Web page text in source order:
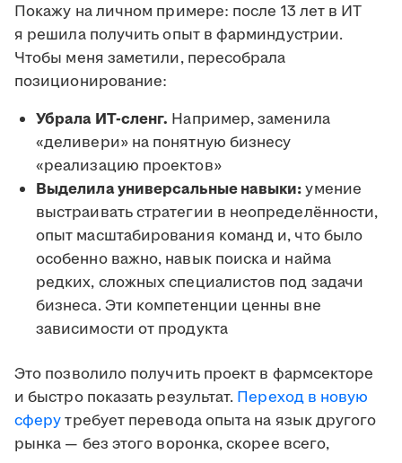
Покажу на личном примере: после 13 лет в ИТ
я решила получить опыт в фарминдустрии.
Чтобы меня заметили, пересобрала
позиционирование:
Убрала ИТ-сленг. Например, заменила
«деливери» на понятную бизнесу
«реализацию проектов»
Выделила универсальные навыки:умение
выстраивать стратегии в неопределённости,
опыт масштабирования команд и, что было
особенно важно, навык поиска и найма
редких, сложных специалистов под задачи
бизнеса. Эти компетенции ценны вне
зависимости от продукта
Это позволило получить проект в фармсекторе
и быстро показать результат. Переход в новую
сферутребует перевода опыта на язык другого
рынка — без этого воронка, скорее всего,